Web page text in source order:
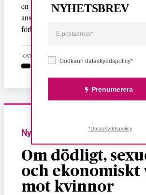
en självständig röst för folkrätt och
anser
förbundsordförande.
KATEGORI
Nyheter
Om dödligt,
och ekonomiskt
mot kvinnor
Godkänn dataskyddspolicy*
Prenumerera
NYHETSBREV
*Dataskyddspolicy